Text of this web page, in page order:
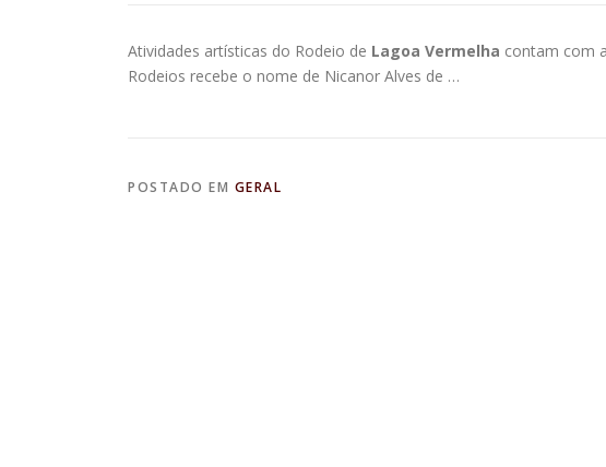
Atividades artísticas do Rodeio de Lagoa Vermelha contam com
Rodeios recebe o nome de Nicanor Alves de …
POSTADO EM GERAL